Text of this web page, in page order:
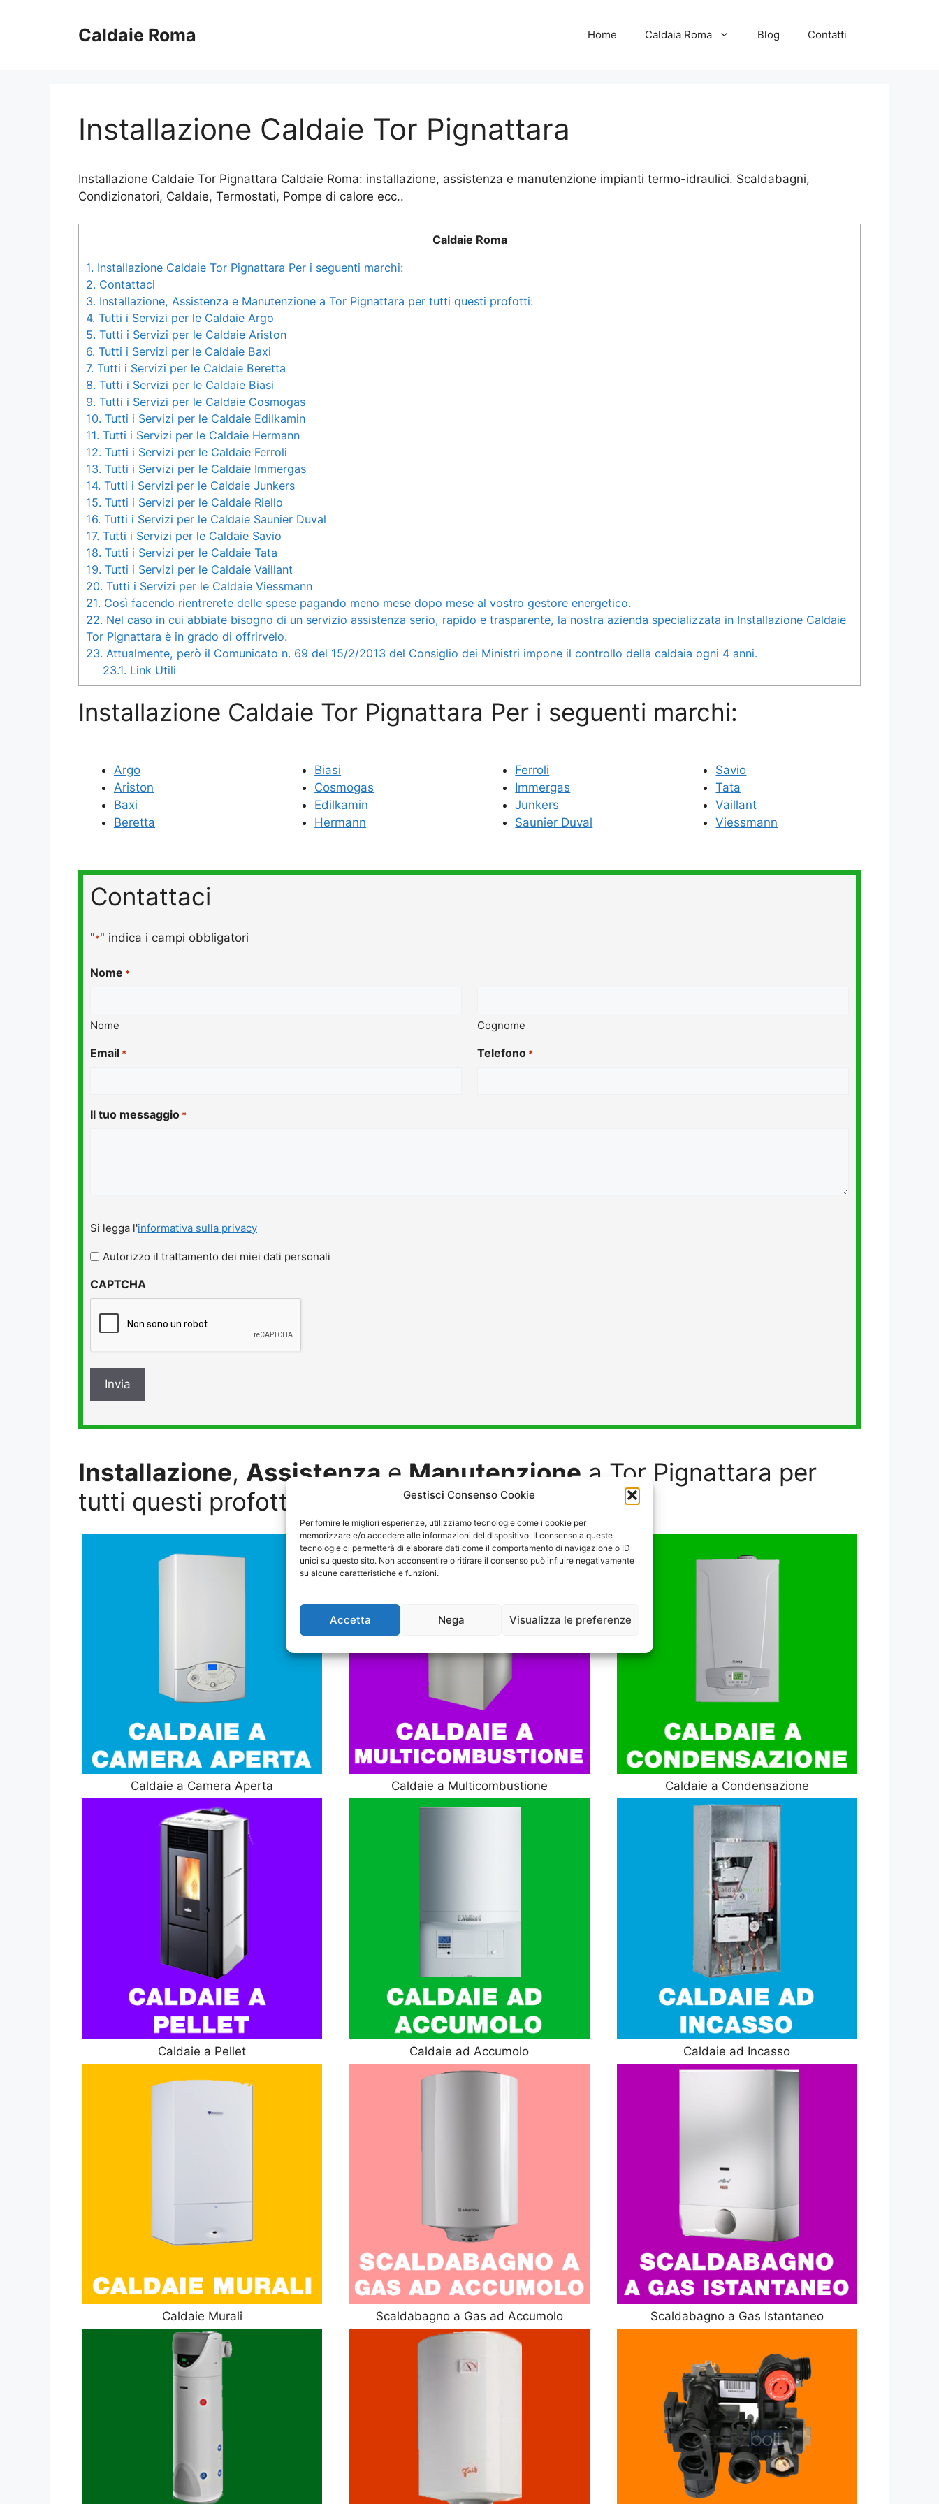
Gestisci Consenso Cookie
Per fornire le migliori esperienze, utilizziamo tecnologie come i cookie per
memorizzare e/o accedere alle informazioni del dispositivo. Il consenso a queste
tecnologie ci permetterà di elaborare dati come il comportamento di navigazione o ID
unici su questo sito. Non acconsentire o ritirare il consenso può influire negativamente
su alcune caratteristiche e funzioni.
Accetta Nega Visualizza le preferenze
Caldaie Roma Home Caldaia Roma Blog Contatti
Installazione Caldaie Tor Pignattara
Installazione Caldaie Tor Pignattara Caldaie Roma: installazione, assistenza e manutenzione impianti termo-idraulici. Scaldabagni,
Condizionatori, Caldaie, Termostati, Pompe di calore ecc..
Caldaie Roma
1. Installazione Caldaie Tor Pignattara Per i seguenti marchi:
2. Contattaci
3. Installazione, Assistenza e Manutenzione a Tor Pignattara per tutti questi profotti:
4. Tutti i Servizi per le Caldaie Argo
5. Tutti i Servizi per le Caldaie Ariston
6. Tutti i Servizi per le Caldaie Baxi
7. Tutti i Servizi per le Caldaie Beretta
8. Tutti i Servizi per le Caldaie Biasi
9. Tutti i Servizi per le Caldaie Cosmogas
10. Tutti i Servizi per le Caldaie Edilkamin
11. Tutti i Servizi per le Caldaie Hermann
12. Tutti i Servizi per le Caldaie Ferroli
13. Tutti i Servizi per le Caldaie Immergas
14. Tutti i Servizi per le Caldaie Junkers
15. Tutti i Servizi per le Caldaie Riello
16. Tutti i Servizi per le Caldaie Saunier Duval
17. Tutti i Servizi per le Caldaie Savio
18. Tutti i Servizi per le Caldaie Tata
19. Tutti i Servizi per le Caldaie Vaillant
20. Tutti i Servizi per le Caldaie Viessmann
21. Così facendo rientrerete delle spese pagando meno mese dopo mese al vostro gestore energetico.
22. Nel caso in cui abbiate bisogno di un servizio assistenza serio, rapido e trasparente, la nostra azienda specializzata in Installazione Caldaie
Tor Pignattara è in grado di offrirvelo.
23. Attualmente, però il Comunicato n. 69 del 15/2/2013 del Consiglio dei Ministri impone il controllo della caldaia ogni 4 anni.
23.1. Link Utili
Installazione Caldaie Tor Pignattara Per i seguenti marchi:
Argo
Ariston
Baxi
Beretta
Biasi
Cosmogas
Edilkamin
Hermann
Ferroli
Immergas
Junkers
Saunier Duval
Savio
Tata
Vaillant
Viessmann
Contattaci
"*" indica i campi obbligatori
Nome *
Nome Cognome
Email * Telefono *
Il tuo messaggio *
legga
l'informativa
privacy
Si legga l'informativa sulla privacy
Autorizzo il trattamento dei miei dati personali
CAPTCHA
Installazione, Assistenza e Manutenzione a Tor Pignattara per
tutti questi profotti:
Caldaie a Camera Aperta
Caldaie a Pellet
Caldaie Murali
Caldaie a Multicombustione
Caldaie ad Accumolo
Scaldabagno a Gas ad Accumolo
Caldaie a Condensazione
Caldaie ad Incasso
Scaldabagno a Gas Istantaneo